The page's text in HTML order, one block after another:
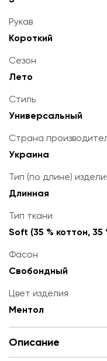
Рукав
Короткий
Сезон
Лето
Стиль
Универсальный
Страна
Украина
Тип (по длине)
Длинная
Тип ткани
Soft (35 % коттон, 35
Фасон
Свобондный
Цвет изделия
Ментол
Описание